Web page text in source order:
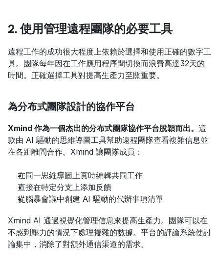
2. 使用管理遠程團隊的必要工具
遠程工作的成功很大程度上依賴於選擇和使用正確的數字工
具。團隊每年因在工作應用程序間切換而浪費高達32天的
時間。正確選擇工具對提高生產力至關重要。
為分布式團隊設計的協作平台
Xmind 作為一個杰出的分布式團隊協作平台脫穎而出。 這
款由 AI 驅動的思維導圖工具幫助遠程團隊查看複雜信息並
在各距離間合作。Xmind 讓團隊成員：
在同一思維導圖上實時編輯共同工作
直接在特定分支上添加反饋
從腦暴會議中創建 AI 驅動的代辦事項清單
Xmind AI 通過視覺化管理信息來提高生產力。團隊可以在
不感到壓力的情況下處理複雜的數據。平台的評論系統使討
論集中，消除了對額外通信渠道的需求。